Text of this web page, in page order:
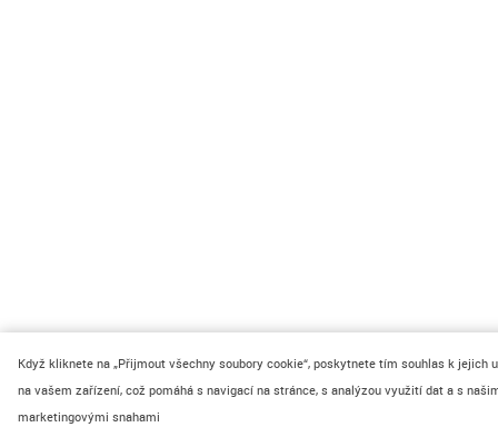
Když kliknete na „Přijmout všechny soubory cookie“, poskytnete tím souhlas k jejich
na vašem zařízení, což pomáhá s navigací na stránce, s analýzou využití dat a s
marketingovými snahami